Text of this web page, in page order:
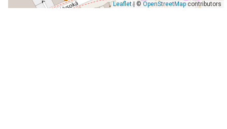
Leaflet| ©OpenStreetMapcontributors